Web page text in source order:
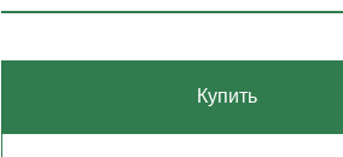
Купить